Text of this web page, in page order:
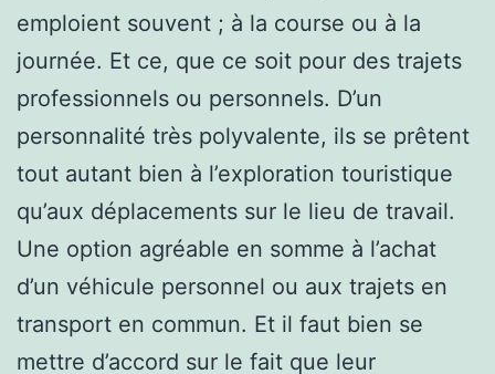
emploient souvent ; à la course ou à la
journée. Et ce, que ce soit pour des trajets
professionnels ou personnels. D’un
personnalité très polyvalente, ils se prêtent
tout autant bien à l’exploration touristique
qu’aux déplacements sur le lieu de travail.
Une option agréable en somme à l’achat
d’un véhicule personnel ou aux trajets en
transport en commun. Et il faut bien se
mettre d’accord sur le fait que leur